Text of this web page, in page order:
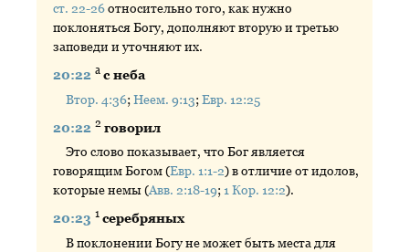
ст. 22-26относительно того, как нужно
поклоняться Богу, дополняют вторую и третью
заповеди и уточняют их.
20:22а с неба
Втор. 4:36;Неем. 9:13;Евр. 12:25
20:222 говорил
Это слово показывает, что Бог является
говорящим Богом (Евр. 1:1-2) в отличие от идолов,
которые немы (Авв. 2:18-19; 1 Кор. 12:2).
20:231 серебряных
В поклонении Богу не может быть места для